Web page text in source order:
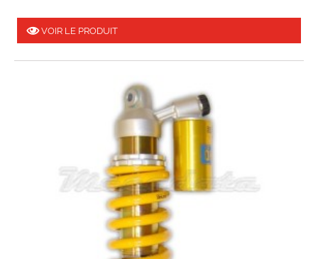
VOIR LE PRODUIT